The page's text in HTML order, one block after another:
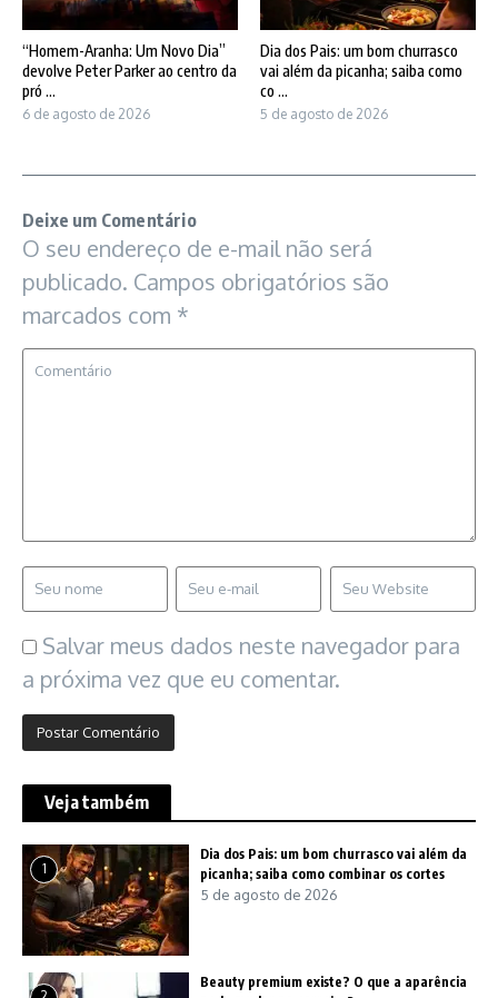
“Homem-Aranha: Um Novo Dia”
devolve Peter Parker ao centro da
pró ...
6 de agosto de 2026
Dia dos Pais: um bom churrasco
vai além da picanha; saiba como
co ...
5 de agosto de 2026
Deixe um Comentário
O seu endereço de e-mail não será
publicado. Campos obrigatórios são
marcados com *
Salvar meus dados neste navegador para
a próxima vez que eu comentar.
Veja também
1
Dia dos Pais: um bom churrasco vai além da
picanha; saiba como combinar os cortes
5 de agosto de 2026
Beauty premium existe? O que a aparência